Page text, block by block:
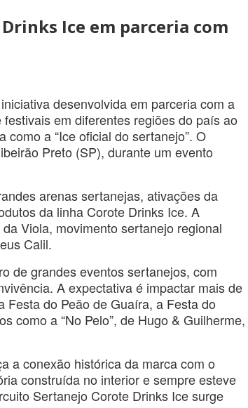
Ice em parceria com
desenvolvida em parceria com a
em diferentes regiões do país ao
a “Ice oficial do sertanejo”. O
Preto (SP), durante um evento
arenas sertanejas, ativações da
da linha Corote Drinks Ice. A
Viola, movimento sertanejo regional
Calil.
de grandes eventos sertanejos, com
A expectativa é impactar mais de
do Peão de Guaíra, a Festa do
como a “No Pelo”, de Hugo & Guilherme,
a conexão histórica da marca com o
construída no interior e sempre esteve
Sertanejo Corote Drinks Ice surge